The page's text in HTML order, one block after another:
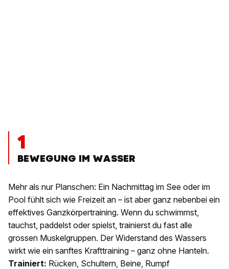
1
BEWEGUNG IM WASSER
Mehr als nur Planschen: Ein Nachmittag im See oder im
Pool fühlt sich wie Freizeit an – ist aber ganz nebenbei ein
effektives Ganzkörpertraining. Wenn du schwimmst,
tauchst, paddelst oder spielst, trainierst du fast alle
grossen Muskelgruppen. Der Widerstand des Wassers
wirkt wie ein sanftes Krafttraining – ganz ohne Hanteln.
Trainiert: Rücken, Schultern, Beine, Rumpf